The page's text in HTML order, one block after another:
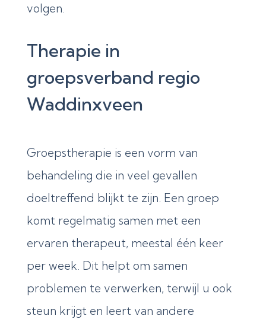
volgen.
Therapie in
groepsverband regio
Waddinxveen
Groepstherapie is een vorm van
behandeling die in veel gevallen
doeltreffend blijkt te zijn. Een groep
komt regelmatig samen met een
ervaren therapeut, meestal één keer
per week. Dit helpt om samen
problemen te verwerken, terwijl u ook
steun krijgt en leert van andere